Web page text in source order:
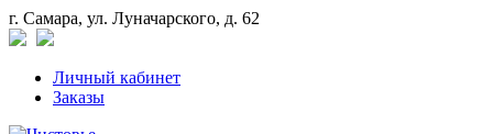
г. Самара, ул. Луначарского, д. 62
Личный кабинет
Заказы